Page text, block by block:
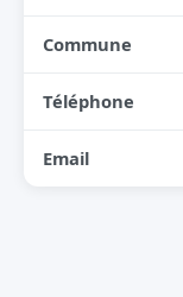
Commune
Téléphone
Email